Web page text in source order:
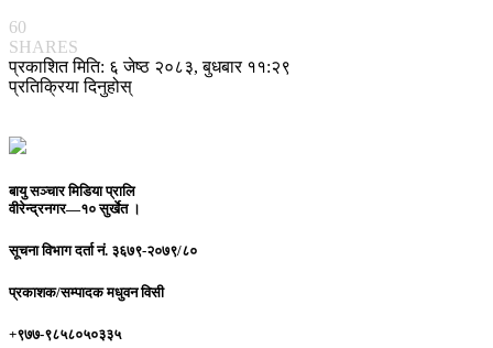
60
SHARES
प्रकाशित मिति: ६ जेष्ठ २०८३, बुधबार ११:२९
प्रतिक्रिया दिनुहोस्
बायु सञ्चार मिडिया प्रालि
वीरेन्द्रनगर—१० सुर्खेत ।
सूचना विभाग दर्ता नं. ३६७९-२०७९/८०
प्रकाशक/सम्पादकमधुवन विसी
+९७७-९८५८०५०३३५